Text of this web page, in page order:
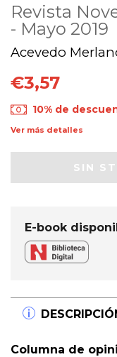
Revista
- Mayo 2019
Acevedo
€3,57
10% de
Ver más detalles
E-book
Columna de